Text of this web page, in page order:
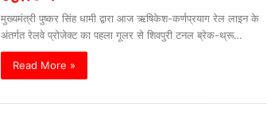
मुख्यमंत्री पुष्कर सिंह धामी द्वारा आज ऋषिकेश-कर्णप्रयाग रेल लाइन के
अंतर्गत रेलवे प्रोजेक्ट का पहला गूलर से शिवपुरी टनल ब्रेक-थ्रू…
Read More »